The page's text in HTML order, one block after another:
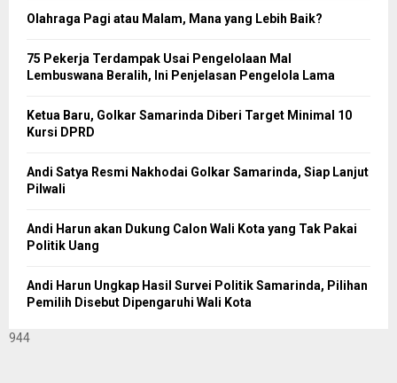
Olahraga Pagi atau Malam, Mana yang Lebih Baik?
75 Pekerja Terdampak Usai Pengelolaan Mal
Lembuswana Beralih, Ini Penjelasan Pengelola Lama
Ketua Baru, Golkar Samarinda Diberi Target Minimal 10
Kursi DPRD
Andi Satya Resmi Nakhodai Golkar Samarinda, Siap Lanjut
Pilwali
Andi Harun akan Dukung Calon Wali Kota yang Tak Pakai
Politik Uang
Andi Harun Ungkap Hasil Survei Politik Samarinda, Pilihan
Pemilih Disebut Dipengaruhi Wali Kota
944